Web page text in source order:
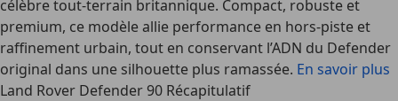
célèbre tout-terrain britannique. Compact, robuste et
premium, ce modèle allie performance en hors-piste et
raffinement urbain, tout en conservant l’ADN du Defender
original dans une silhouette plus ramassée. En savoir plus
Land Rover Defender 90 Récapitulatif